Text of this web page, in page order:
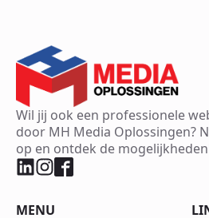
Wil jij ook een professionele
door MH Media Oplossingen?
op en ontdek de
MENU